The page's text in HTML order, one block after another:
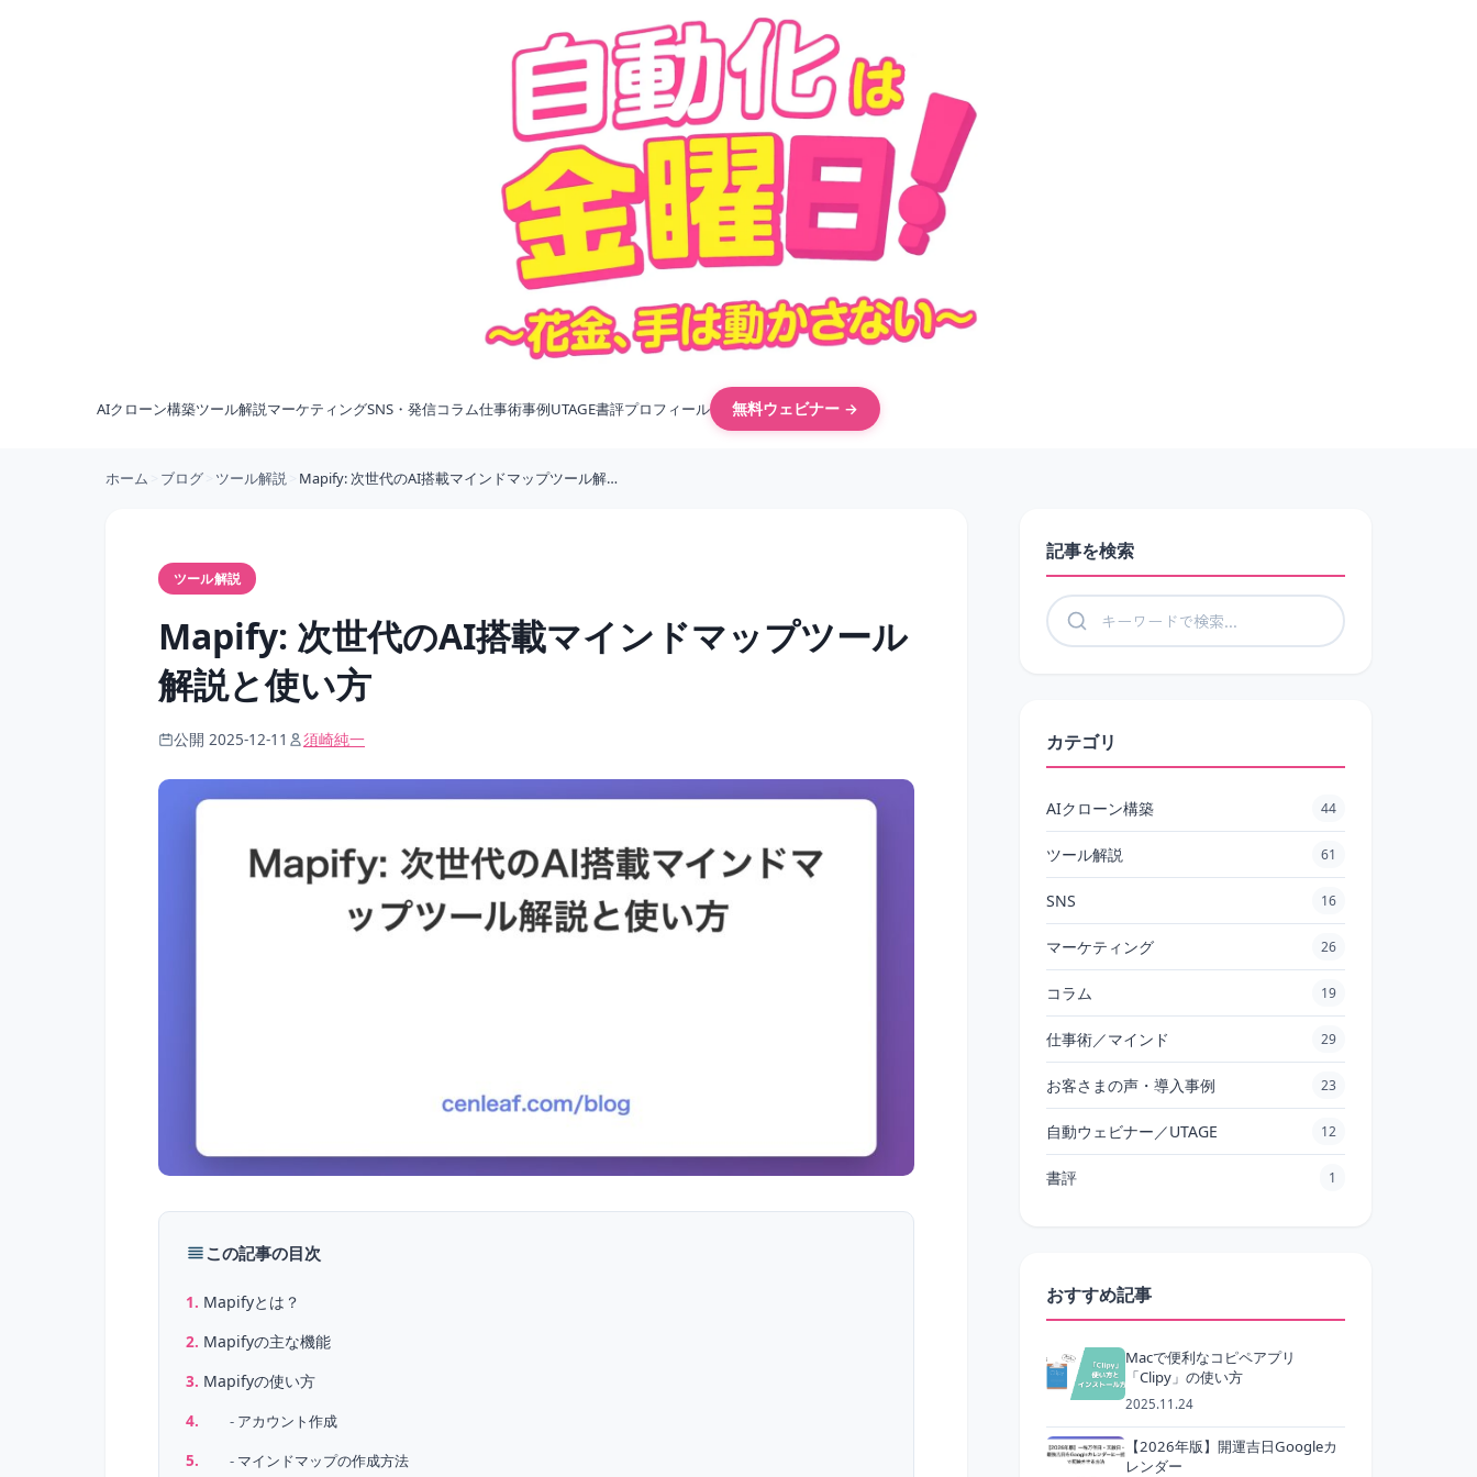
AIクローン構築ツール解説マーケティングSNS・発信コラム仕事術事例UTAGE書評プロフィール 無料ウェビナー →
ホーム ブログ ツール解説 Mapify: 次世代のAI搭載マインドマップツール解説と使い方
ツール解説
Mapify: 次世代のAI搭載マインドマップツール
解説と使い方
公開 2025-12-11 須崎純一
この記事の目次
Mapifyとは？
Mapifyの主な機能
Mapifyの使い方
アカウント作成
マインドマップの作成方法
記事を検索
記事を検索
カテゴリ
AIクローン構築 44
ツール解説 61
SNS 16
マーケティング 26
コラム 19
仕事術／マインド 29
お客さまの声・導入事例 23
自動ウェビナー／UTAGE 12
書評 1
おすすめ記事
Macで便利なコピペアプリ
「Clipy」の使い方
2025.11.24
【2026年版】開運吉日Googleカ
レンダー